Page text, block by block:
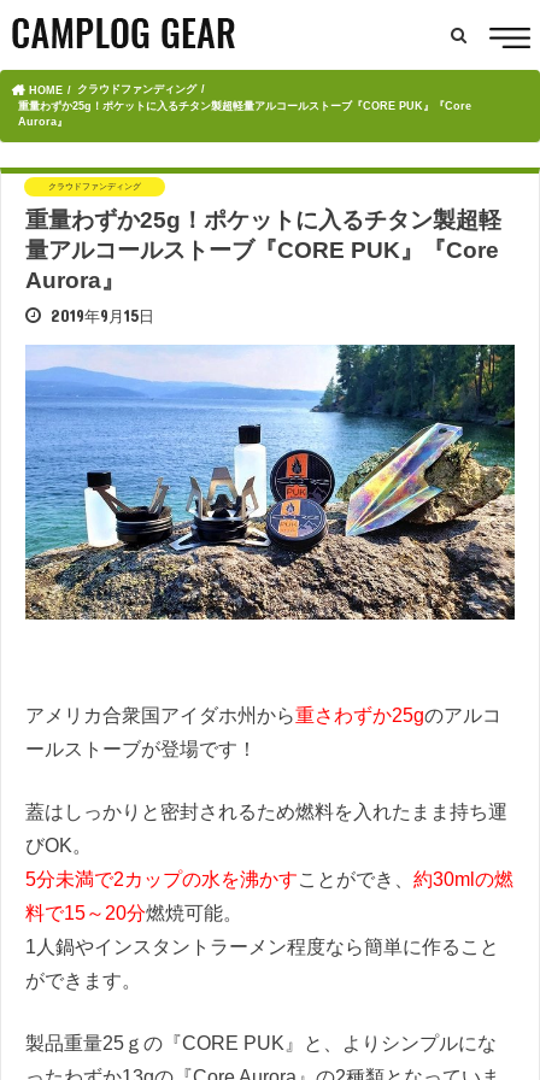
HOME
クラウドファンディング
重量わずか25g！ポケットに入るチタン製超軽量アルコールストーブ『CORE PUK』『Core
Aurora』
クラウドファンディング
重量わずか25g！ポケットに入るチタン製超軽
量アルコールストーブ『CORE PUK』『Core
Aurora』
2019年9月15日
アメリカ合衆国アイダホ州から重さわずか25gのアルコ
ールストーブが登場です！
蓋はしっかりと密封されるため燃料を入れたまま持ち運
びOK。
5分未満で2カップの水を沸かすことができ、 約30mlの燃
料で15～20分燃焼可能。
1人鍋やインスタントラーメン程度なら簡単に作ること
ができます。
製品重量25ｇの『CORE PUK』と、よりシンプルにな